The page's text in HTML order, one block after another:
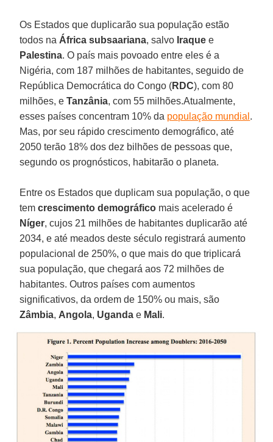
Os Estados que duplicarão sua população estão
todos na África subsaariana, salvo Iraque e
Palestina. O país mais povoado entre eles é a
Nigéria, com 187 milhões de habitantes, seguido de
República Democrática do Congo (RDC), com 80
milhões, e Tanzânia, com 55 milhões.Atualmente,
esses países concentram 10% da população mundial .
Mas, por seu rápido crescimento demográfico, até
2050 terão 18% dos dez bilhões de pessoas que,
segundo os prognósticos, habitarão o planeta.
Entre os Estados que duplicam sua população, o que
temcrescimento demográfico mais acelerado é
Níger, cujos 21 milhões de habitantes duplicarão até
2034, e até meados deste século registrará aumento
populacional de 250%, o que mais do que triplicará
sua população, que chegará aos 72 milhões de
habitantes. Outros países com aumentos
significativos, da ordem de 150% ou mais, são
Zâmbia, Angola, Uganda e Mali.